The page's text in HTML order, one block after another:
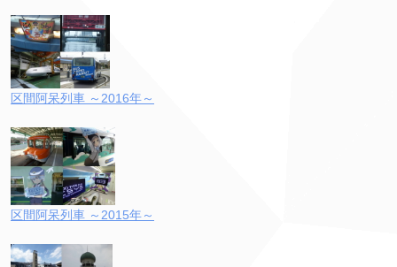
区間阿呆列車 ～2016年～
区間阿呆列車 ～2015年～